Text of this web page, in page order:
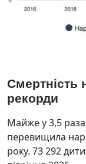
Смертність
рекорди
Майже у 3,5
перевищила
року. 73 292